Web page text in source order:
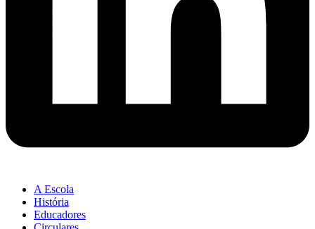
A Escola
História
Educadores